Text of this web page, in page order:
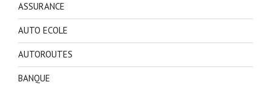
ASSURANCE
AUTO ECOLE
AUTOROUTES
BANQUE